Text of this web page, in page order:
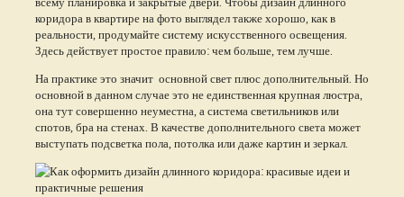
коридора в квартире на фото выглядел также хорошо, как в
реальности, продумайте систему искусственного освещения.
Здесь действует простое правило: чем больше, тем лучше.
На практике это значит основной свет плюс дополнительный. Но
основной в данном случае это не единственная крупная люстра,
она тут совершенно неуместна, а система светильников или
спотов, бра на стенах. В качестве дополнительного света может
выступать подсветка пола, потолка или даже картин и зеркал.